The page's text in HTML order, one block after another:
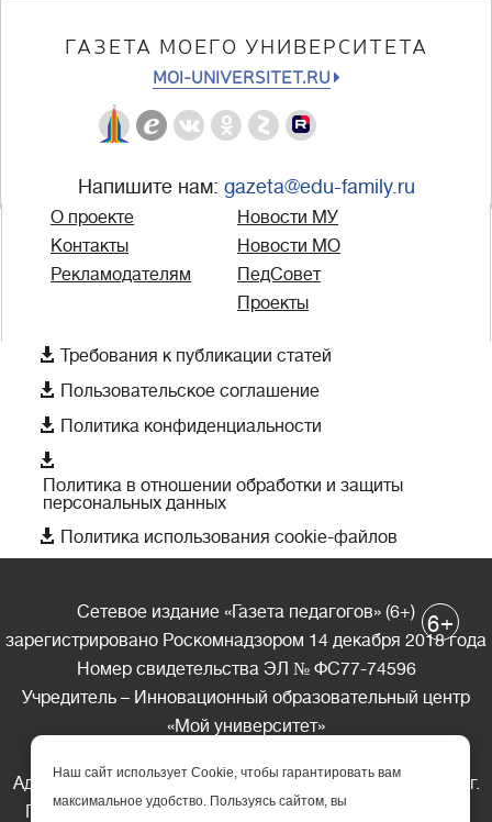
ГАЗЕТА МОЕГО УНИВЕРСИТЕТА
MOI-UNIVERSITET.RU
Напишите нам: gazeta@edu-family.ru
О проекте
Контакты
Рекламодателям
Новости МУ
Новости МО
ПедСовет
Проекты
 Требования к публикации статей
 Пользовательское соглашение
 Политика конфиденциальности

Политика в отношении обработки и защиты
персональных данных
 Политика использования cookie-файлов
Сетевое издание «Газета педагогов» (6+)
зарегистрировано Роскомнадзором 14 декабря 2018 года
Номер свидетельства ЭЛ № ФС77-74596
Учредитель – Инновационный образовательный центр
«Мой университет»
Адрес редакции: 185035 Россия, Республика Карелия, г.
Петрозаводск, ул. Фридриха Энгельса д.10, офис 211
6+
Наш сайт использует Cookie, чтобы гарантировать вам
максимальное удобство. Пользуясь сайтом, вы